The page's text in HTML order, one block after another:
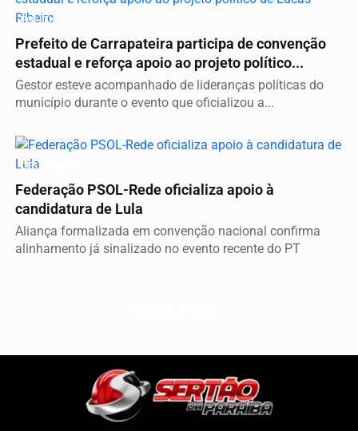
POLÍTICA
Prefeito de Carrapateira participa de convenção
estadual e reforça apoio ao projeto político...
Gestor esteve acompanhado de lideranças políticas do
município durante o evento que oficializou a...
DESTAQUES
Federação PSOL-Rede oficializa apoio à
candidatura de Lula
Aliança formalizada em convenção nacional confirma
alinhamento já sinalizado no evento recente do PT